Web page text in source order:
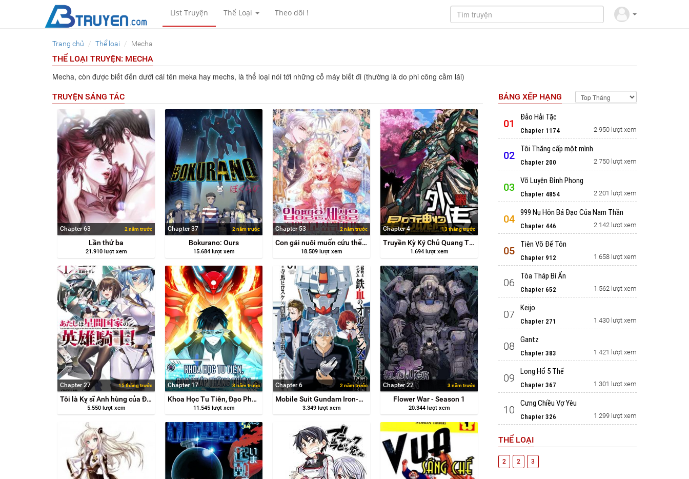
List Truyện Thể Loại Theo dõi !
Trang chủ Thể loại Mecha
THỂ LOẠI TRUYỆN: MECHA
Mecha, còn được biết đến dưới cái tên meka hay mechs, là thể loại nói tới những cỗ máy biết đi (thường là do phi công cầm lái)
TRUYỆN SÁNG TÁC
Chapter 63
Lần thứ ba
21.910 lượt xem
2 năm trước Chapter 37
Bokurano: Ours
15.684 lượt xem
2 năm trước Chapter 53
Con gái nuôi muốn cứu thế giới
18.509 lượt xem
2 năm trước Chapter 4
Truyền Kỳ Ký Chủ Quang Thánh
1.694 lượt xem
13 tháng trước
Chapter 27
Tôi là Kỵ sĩ Anh hùng của Đế chế liên thiên hà!
5.550 lượt xem
15 tháng trước Chapter 17
Khoa Học Tu Tiên, Đạo Pháp Đăng Thiên
11.545 lượt xem
3 năm trước Chapter 6
Mobile Suit Gundam Iron-Blooded Orphans Gekko
3.349 lượt xem
2 năm trước Chapter 22
Flower War - Season 1
20.344 lượt xem
3 năm trước
BẢNG XẾP HẠNG
01
Đảo Hải Tặc
Chapter 1174 2.950 lượt xem
02
Tôi Thăng cấp một mình
Chapter 200 2.750 lượt xem
03
Võ Luyện Đỉnh Phong
Chapter 4854 2.201 lượt xem
04
999 Nụ Hôn Bá Đạo Của Nam Thần
Chapter 446 2.142 lượt xem
05
Tiên Võ Đế Tôn
Chapter 912 1.658 lượt xem
06
Tòa Tháp Bí Ẩn
Chapter 652 1.562 lượt xem
07
Keijo
Chapter 271 1.430 lượt xem
08
Gantz
Chapter 383 1.421 lượt xem
09
Long Hổ 5 Thế
Chapter 367 1.301 lượt xem
10
Cưng Chiều Vợ Yêu
Chapter 326 1.299 lượt xem
THỂ LOẠI
2 2 3